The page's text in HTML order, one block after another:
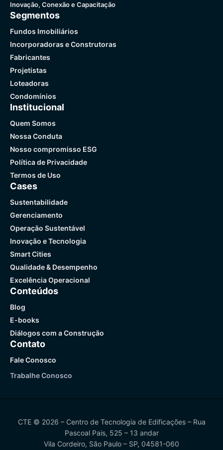
Inovação, Conexão e Capacitação
Segmentos
Fundos Imobiliários
Incorporadoras e Construtoras
Fabricantes
Projetistas
Loteadoras
Condomínios
Institucional
Quem Somos
Nossa Conduta
Nosso compromisso ESG
Política de Privacidade
Termos de Uso
Cases
Sustentabilidade
Gerenciamento
Operação Sustentável
Inovação e Tecnologia
Smart Cities
Qualidade & Desempenho
Excelência Operacional
Conteúdos
Blog
E-books
Diálogos com a Construção
Contato
Fale Conosco
Trabalhe Conosco
CTE © 2026 – Centro de Tecnologia de Edificações – Rua
Pascoal Pais, 525 – 13 andar
Vila Cordeiro, São Paulo – SP, 04581-060